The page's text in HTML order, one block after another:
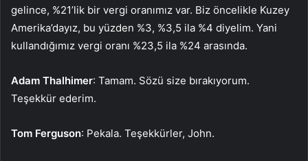
gelince, %21’lik bir vergi oranımız var. Biz öncelikle Kuzey
Amerika’dayız, bu yüzden %3, %3,5 ila %4 diyelim. Yani
kullandığımız vergi oranı %23,5 ila %24 arasında.
Adam Thalhimer: Tamam. Sözü size bırakıyorum.
Teşekkür ederim.
Tom Ferguson: Pekala. Teşekkürler, John.